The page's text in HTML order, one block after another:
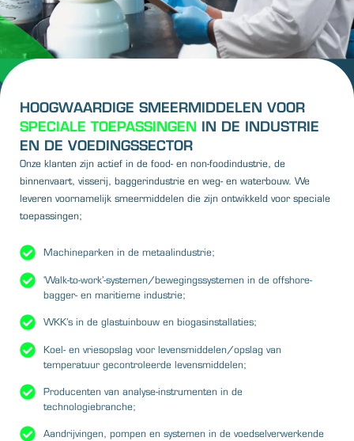
HOOGWAARDIGE SMEERMIDDELEN VOOR
SPECIALE TOEPASSINGEN IN DE INDUSTRIE
EN DE VOEDINGSSECTOR
Onze klanten zijn actief in de food- en non-foodindustrie, de
binnenvaart, visserij, baggerindustrie en weg- en waterbouw. We
leveren voornamelijk smeermiddelen die zijn ontwikkeld voor speciale
toepassingen;
Machineparken in de metaalindustrie;
‘Walk-to-work’-systemen/bewegingssystemen in de offshore-
bagger- en maritieme industrie;
WKK’s in de glastuinbouw en biogasinstallaties;
Koel- en vriesopslag voor levensmiddelen/opslag van
temperatuur gecontroleerde levensmiddelen;
Producenten van analyse-instrumenten in de
technologiebranche;
Aandrijvingen, pompen en systemen in de voedselverwerkende